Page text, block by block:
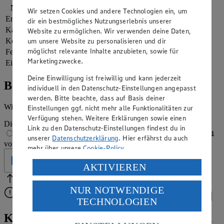
Nährwerte
pro Portion
Energie
2.345 kj (28 %)
Kalorien
560 kcal (28 %)
Kohlenhydrate 9 g
Fett
48 g
Eiweiß
20 g
Bewertung
Wie hat es dir geschmeckt?
Die Bewertung wird automatisch gespeichert
1 von 5 Sternen
2 von 5 Sternen 3 von 5 Sternen
4
von 5 Sternen
5 von 5 Sternen
Geprüft
Bitte Pfeile benutzen
Vielen Dank für deine Bewertung.
Bitte wähle eine Bewertung aus, um fortzufahren.
Kürbiseintopf-Rezept: deftig mit Fleisch
Wir setzen Cookies und andere Technologien ein, um
dir ein bestmögliches Nutzungserlebnis unserer
Website zu ermöglichen. Wir verwenden deine Daten,
um unsere Website zu personalisieren und dir
möglichst relevante Inhalte anzubieten, sowie für
Marketingzwecke.
Deine Einwilligung ist freiwillig und kann jederzeit
individuell in den Datenschutz-Einstellungen angepasst
werden. Bitte beachte, dass auf Basis deiner
Einstellungen ggf. nicht mehr alle Funktionalitäten zur
Verfügung stehen. Weitere Erklärungen sowie einen
Link zu den Datenschutz-Einstellungen findest du in
unserer Datenschutzerklärung. Hier erfährst du auch
mehr über unsereCookie-Policy.
Verarbeitung deiner personenbezogenen Daten in den
USA durch Facebook und YouTube:
Wenn du auf „Aktivieren“ klickst, willigst du im Sinne
des Art. 49 Abs. 1 Satz 1 lit. a) DSGVO ein, dass deine
Daten in den USA verarbeitet werden. Der EuGH sieht
die USA als Land mit einem nach europäischen
AKTIVIEREN
NUR NOTWENDIGE
TECHNOLOGIEN